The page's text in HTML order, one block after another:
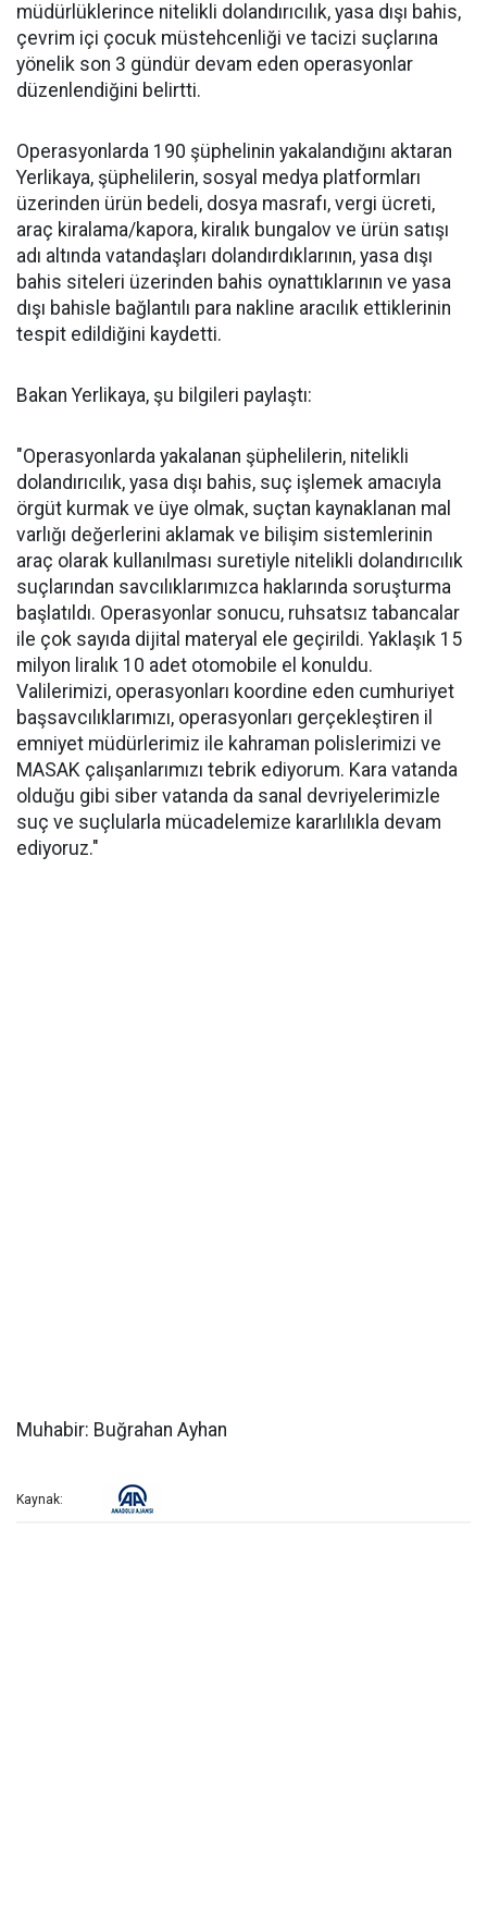
müdürlüklerince nitelikli dolandırıcılık, yasa dışı bahis,
çevrim içi çocuk müstehcenliği ve tacizi suçlarına
yönelik son 3 gündür devam eden operasyonlar
düzenlendiğini belirtti.
Operasyonlarda 190 şüphelinin yakalandığını aktaran
Yerlikaya, şüphelilerin, sosyal medya platformları
üzerinden ürün bedeli, dosya masrafı, vergi ücreti,
araç kiralama/kapora, kiralık bungalov ve ürün satışı
adı altında vatandaşları dolandırdıklarının, yasa dışı
bahis siteleri üzerinden bahis oynattıklarının ve yasa
dışı bahisle bağlantılı para nakline aracılık ettiklerinin
tespit edildiğini kaydetti.
Bakan Yerlikaya, şu bilgileri paylaştı:
"Operasyonlarda yakalanan şüphelilerin, nitelikli
dolandırıcılık, yasa dışı bahis, suç işlemek amacıyla
örgüt kurmak ve üye olmak, suçtan kaynaklanan mal
varlığı değerlerini aklamak ve bilişim sistemlerinin
araç olarak kullanılması suretiyle nitelikli dolandırıcılık
suçlarından savcılıklarımızca haklarında soruşturma
başlatıldı. Operasyonlar sonucu, ruhsatsız tabancalar
ile çok sayıda dijital materyal ele geçirildi. Yaklaşık 15
milyon liralık 10 adet otomobile el konuldu.
Valilerimizi, operasyonları koordine eden cumhuriyet
başsavcılıklarımızı, operasyonları gerçekleştiren il
emniyet müdürlerimiz ile kahraman polislerimizi ve
MASAK çalışanlarımızı tebrik ediyorum. Kara vatanda
olduğu gibi siber vatanda da sanal devriyelerimizle
suç ve suçlularla mücadelemize kararlılıkla devam
ediyoruz."
Muhabir: Buğrahan Ayhan
Kaynak: